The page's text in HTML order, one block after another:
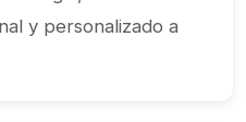
y personalizado a